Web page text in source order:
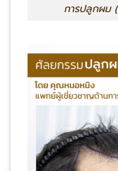
การปลูกผม